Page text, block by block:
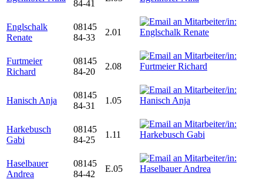
84-41
Englschalk
Renate
08145
84-33
2.01
Furtmeier
Richard
08145
84-20
2.08
Hanisch Anja
08145
84-31
1.05
Harkebusch
Gabi
08145
84-25
1.11
Haselbauer
Andrea
08145
84-42
E.05